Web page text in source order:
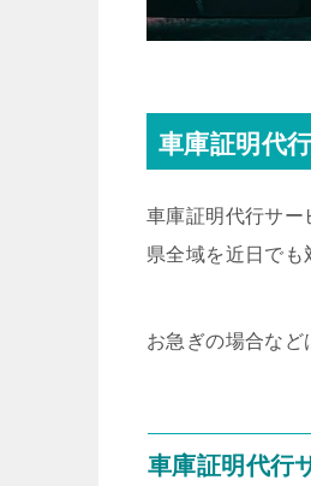
車庫証明代
車庫証明代行サー
県全域を近日でも
お急ぎの場合など
車庫証明代行